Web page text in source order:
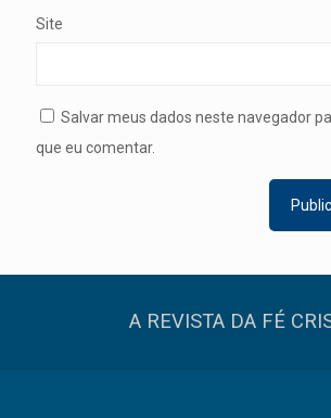
Site
Salvar meus dados neste navegador
que eu comentar.
A REVISTA DA FÉ